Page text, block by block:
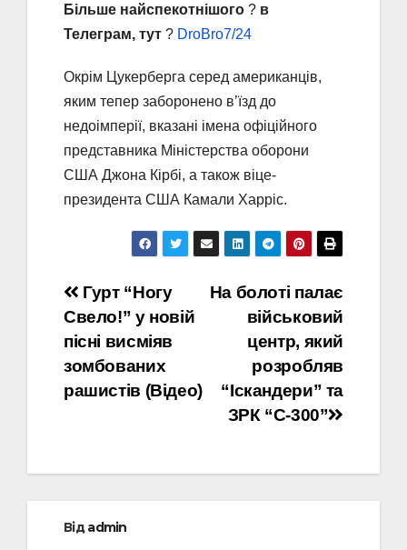
Більше найспекотнішого ? в
Телеграм, тут ? DroBro7/24
Окрім Цукерберга серед американців,
яким тепер заборонено в’їзд до
недоімперії, вказані імена офіційного
представника Міністерства оборони
США Джона Кірбі, а також віце-
президента США Камали Харріс.
Навігація
записів
На болоті палає
військовий
центр, який
розробляв
“Іскандери” та
ЗРК “С-300”
Гурт “Ногу
Свело!” у новій
пісні висміяв
зомбованих
рашистів (Відео)
Відadmin